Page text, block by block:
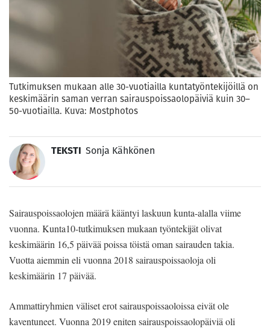
Tutkimuksen mukaan alle 30-vuotiailla kuntatyöntekijöillä on
keskimäärin saman verran sairauspoissaolopäiviä kuin 30–
50-vuotiailla. Kuva: Mostphotos
TEKSTI Sonja Kähkönen
Sairauspoissaolojen määrä kääntyi laskuun kunta-alalla viime
vuonna. Kunta10-tutkimuksen mukaan työntekijät olivat
keskimäärin 16,5 päivää poissa töistä oman sairauden takia.
Vuotta aiemmin eli vuonna 2018 sairauspoissaoloja oli
keskimäärin 17 päivää.
Ammattiryhmien väliset erot sairauspoissaoloissa eivät ole
kaventuneet. Vuonna 2019 eniten sairauspoissaolopäiviä oli